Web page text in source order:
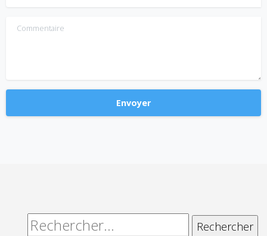
Commentaire
Rechercher :